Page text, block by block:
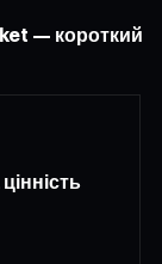
— короткий